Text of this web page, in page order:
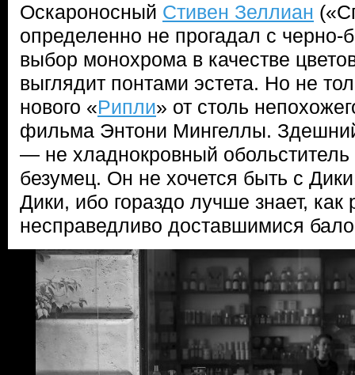
Оскароносный Стивен Зеллиан
определенно не прогадал с черно-
выбор монохрома в качестве
выглядит понтами эстета. Но не
нового «Рипли» от столь
фильма Энтони Мингеллы.
— не хладнокровный
безумец. Он не хочется быть с
Дики, ибо гораздо лучше знает, как
несправедливо доставшимися